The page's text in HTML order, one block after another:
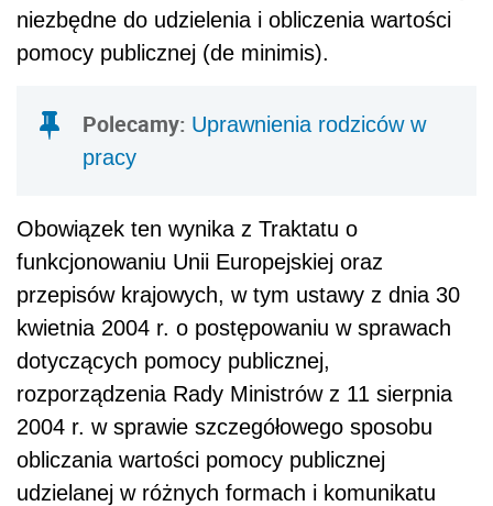
niezbędne do udzielenia i obliczenia wartości
pomocy publicznej (de minimis).
Polecamy: Uprawnienia rodziców w
pracy
Obowiązek ten wynika z Traktatu o
funkcjonowaniu Unii Europejskiej oraz
przepisów krajowych, w tym ustawy z dnia 30
kwietnia 2004 r. o postępowaniu w sprawach
dotyczących pomocy publicznej,
rozporządzenia Rady Ministrów z 11 sierpnia
2004 r. w sprawie szczegółowego sposobu
obliczania wartości pomocy publicznej
udzielanej w różnych formach i komunikatu